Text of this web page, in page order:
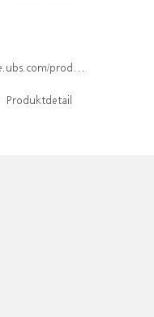
index/isin/DE000WA8H506
Produktdetail